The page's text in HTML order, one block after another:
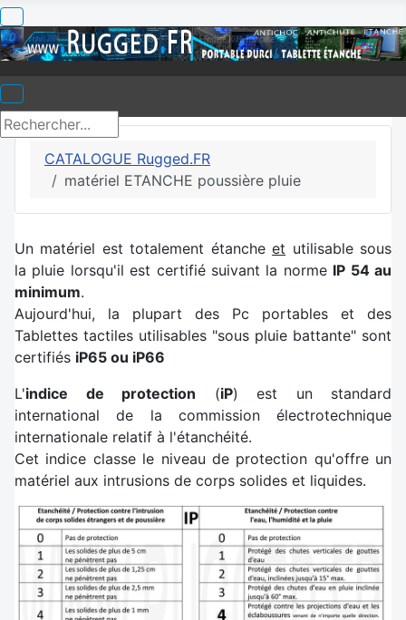
CATALOGUE Rugged.FR
matériel ETANCHE poussière pluie
Un matériel est totalement étancheet utilisable sous
la pluie lorsqu'il est certifié suivant la norme IP 54 au
minimum.
Aujourd'hui, la plupart des Pc portables et des
Tablettes tactiles utilisables "sous pluie battante" sont
certifiés iP65 ou iP66
L'indice de protection (iP) est un standard
international de la commission électrotechnique
internationale relatif à l'étanchéité.
Cet indice classe le niveau de protection qu'offre un
matériel aux intrusions de corps solides et liquides.